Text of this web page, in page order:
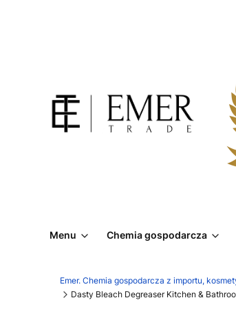
Menu Chemia gospodarcza
Emer. Chemia gospodarcza z importu,
Dasty Bleach Degreaser Kitchen &